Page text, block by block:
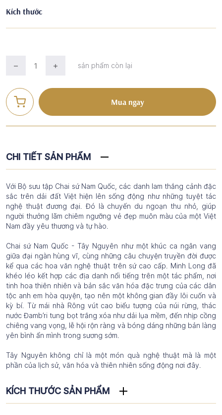
Kích thước
sản phẩm còn lại
Mua ngay
CHI TIẾT SẢN PHẨM
Với Bộ sưu tập Chai sứ Nam Quốc, các danh lam thắng cảnh đặc
sắc trên dải đất Việt hiện lên sống động như những tuyệt tác
nghệ thuật đương đại. Đó là chuyến du ngoạn thu nhỏ, giúp
người thưởng lãm chiêm ngưỡng vẻ đẹp muôn màu của một Việt
Nam đầy yêu thương và tự hào.
Chai sứ Nam Quốc - Tây Nguyên như một khúc ca ngân vang
giữa đại ngàn hùng vĩ, cùng những câu chuyện truyền đời được
kể qua các hoa văn nghệ thuật trên sứ cao cấp. Minh Long đã
khéo léo kết hợp các địa danh nổi tiếng trên một tác phẩm, nơi
tinh hoa thiên nhiên và bản sắc văn hóa đặc trưng của các dân
tộc anh em hòa quyện, tạo nên một không gian đầy lôi cuốn và
kỳ bí. Từ mái nhà Rông vút cao biểu tượng của núi rừng, thác
nước Đamb’ri tung bọt trắng xóa như dải lụa mềm, đến nhịp cồng
chiêng vang vọng, lễ hội rộn ràng và bóng dáng những bản làng
yên bình ẩn mình trong sương sớm.
Tây Nguyên không chỉ là một món quà nghệ thuật mà là một
phần của lịch sử, văn hóa và thiên nhiên sống động nơi đây.
KÍCH THƯỚC SẢN PHẨM